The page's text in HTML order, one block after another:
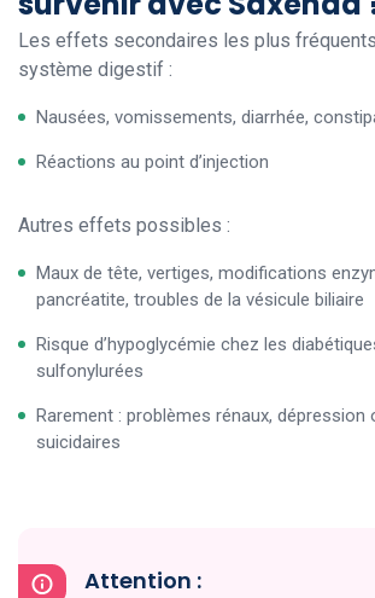
Les effets secondaires les plus
système digestif :
Nausées, vomissements, diarrhée,
Réactions au point d’injection
Autres effets possibles :
Maux de tête, vertiges, modifications
pancréatite, troubles de la vésicule biliaire
Risque d’hypoglycémie chez les
sulfonylurées
Rarement : problèmes rénaux, dépression
suicidaires
Attention :